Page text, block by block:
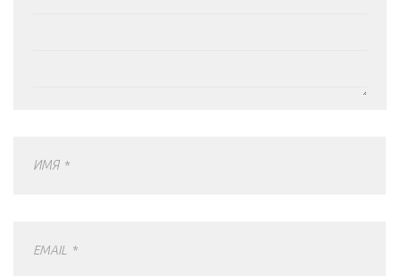
ИМЯ *
EMAIL *